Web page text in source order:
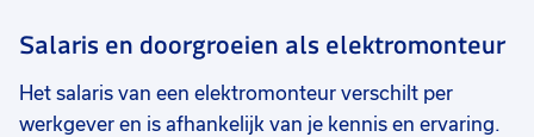
Salaris en doorgroeien als elektromonteur
Het salaris van een elektromonteur verschilt per
werkgever en is afhankelijk van je kennis en ervaring.